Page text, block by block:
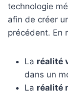
technologie
afin de créer
précédent. En
La réalité
dans un
La réalité